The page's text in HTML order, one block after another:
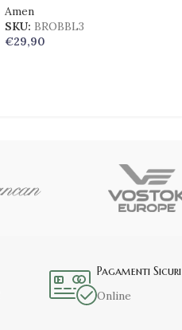
Amen
SKU: BROBBL3
€29,90
Pagamenti Sicuri
Online